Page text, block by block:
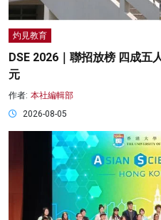
灼見教育
DSE 2026｜聯招放榜 四成五
元
作者: 本社編輯部
2026-08-05